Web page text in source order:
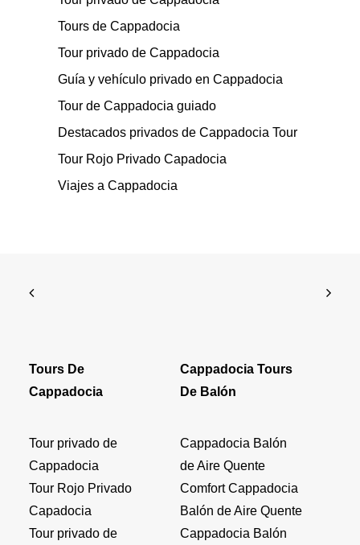
Tours de Cappadocia
Tour privado de Cappadocia
Guía y vehículo privado en Cappadocia
Tour de Cappadocia guiado
Destacados privados de Cappadocia Tour
Tour Rojo Privado Capadocia
Viajes a Cappadocia
Tours De
Cappadocia
Tour privado de
Cappadocia
Tour Rojo Privado
Capadocia
Tour privado de
Cappadocia Tours
De Balón
Cappadocia Balón
de Aire Quente
Comfort Cappadocia
Balón de Aire Quente
Cappadocia Balón